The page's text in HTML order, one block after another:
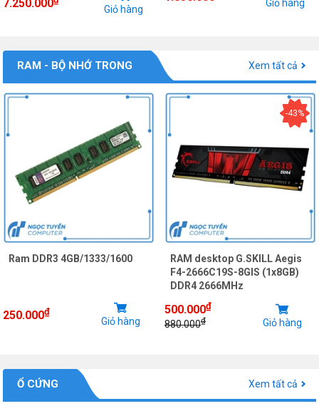
7.250.000 Giỏ hàng
Giỏ hàng
RAM - BỘ NHỚ TRONG Xem tất cả
Ram DDR3 4GB/1333/1600
250.000₫
Giỏ hàng
-43%
RAM desktop G.SKILL Aegis
F4-2666C19S-8GIS (1x8GB)
DDR4 2666MHz
500.000₫
880.000₫ Giỏ hàng
Ổ CỨNG Xem tất cả